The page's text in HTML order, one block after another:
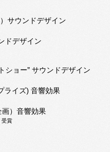
サウンドデザイン
ドデザイン
ショー” サウンドデザイン
ライズ) 音響効果
）音響効果
受賞